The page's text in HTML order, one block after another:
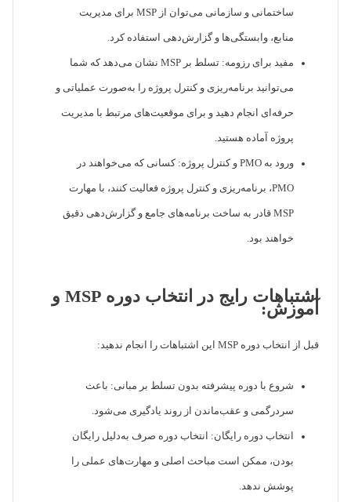
ساختمانی و سازمانی می‌توان از MSP برای مدیریت
منابع، وابستگی‌ها و گزارش‌دهی استفاده کرد.
مفید برای رزومه: تسلط بر MSP نشان می‌دهد که شما
می‌توانید برنامه‌ریزی و کنترل پروژه را به‌صورت عملیاتی و
حرفه‌ای انجام دهید و برای موقعیت‌های مرتبط با مدیریت
پروژه آماده هستید.
ورود به PMO و کنترل پروژه: کسانی که می‌خواهند در
PMO، برنامه‌ریزی و کنترل پروژه فعالیت کنند، با مهارت
MSP قادر به ساخت برنامه‌های جامع و گزارش‌دهی دقیق
خواهند بود.
اشتباهات رایج در انتخاب دوره MSP و
آموزش:
قبل از انتخاب دوره MSP این اشتباهات را انجام ندهید:
شروع با دوره پیشرفته بدون تسلط بر مبانی: باعث
سردرگمی و عقب‌ماندن از روند یادگیری می‌شود.
انتخاب دوره رایگان: انتخاب دوره صرف به‌دلیل رایگان
بودن، ممکن است مباحث اصلی و مهارت‌های عملی را
پوشش ندهد.